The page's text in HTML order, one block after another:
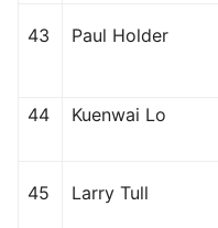
43 Paul Holder
44 Kuenwai Lo
45 Larry Tull